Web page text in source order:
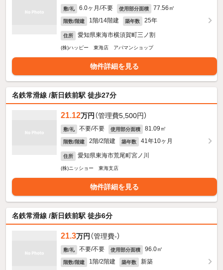
敷/礼 6.0ヶ月/不要 使用部分面積 77.56㎡
階数/階建 1階/14階建 築年数 25年
住所 愛知県東海市横須賀町三ノ割
(株)ハッピー 東海店 アパマンショップ
物件詳細を見る
名鉄常滑線 /新日鉄前駅 徒歩27分
21.12万円 （管理費5,500円）
敷/礼 不要/不要 使用部分面積 81.09㎡
階数/階建 2階/2階建 築年数 41年10ヶ月
住所 愛知県東海市荒尾町宮ノ川
(株)ニッショー 東海支店
物件詳細を見る
名鉄常滑線 /新日鉄前駅 徒歩6分
21.3万円 （管理費-）
敷/礼 不要/不要 使用部分面積 96.0㎡
階数/階建 1階/2階建 築年数 新築